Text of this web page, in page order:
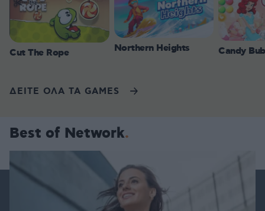
Cut The Rope Northern Heights Candy
ΔΕΙΤΕ ΟΛΑ ΤΑ GAMES
Best of Network